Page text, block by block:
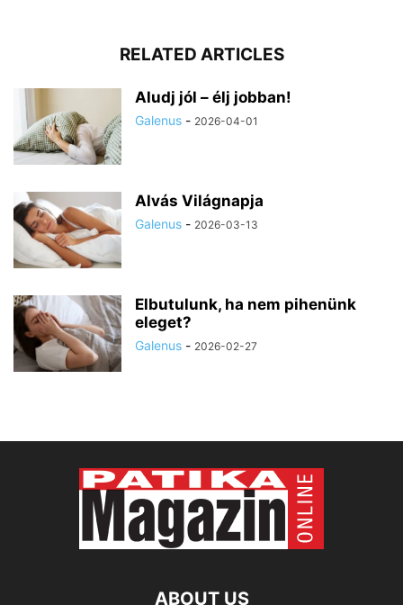
RELATED ARTICLES
Aludj jól – élj jobban!
Galenus - 2026-04-01
Alvás Világnapja
Galenus - 2026-03-13
Elbutulunk, ha nem pihenünk
eleget?
Galenus - 2026-02-27
ABOUT US